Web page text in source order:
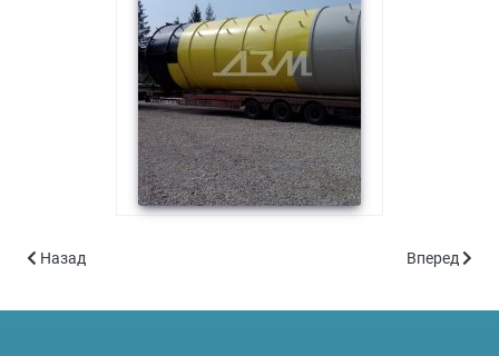
Предыдущий: Блок биологической очистки
Назад Вперед